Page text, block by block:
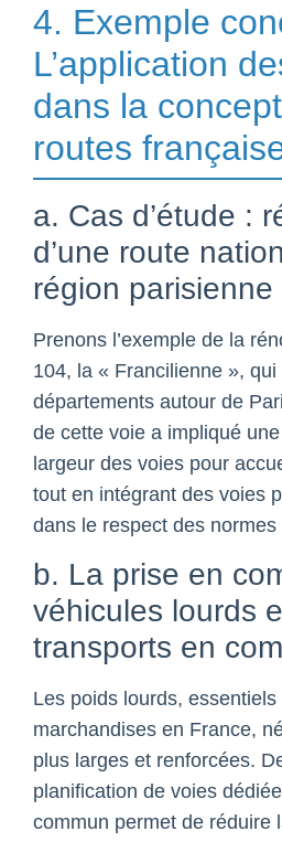
4. Exemple
L’application
dans la
routes
a. Cas d’étude :
d’une route
région parisienne
Prenons l’exemple de la
104, la « Francilienne »,
départements autour de
de cette voie a impliqué
largeur des voies pour
tout en intégrant des voies
dans le respect des normes
b. La prise en
véhicules lourds
transports en
Les poids lourds,
marchandises en France,
plus larges et renforcées.
planification de voies
commun permet de réduire